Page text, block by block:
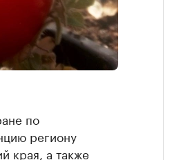
по
региону
края, а также